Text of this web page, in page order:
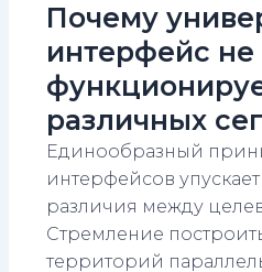
Почему
интерфейс не
различных
Единообразный
интерфейсов
различия между
Стремление
территорий